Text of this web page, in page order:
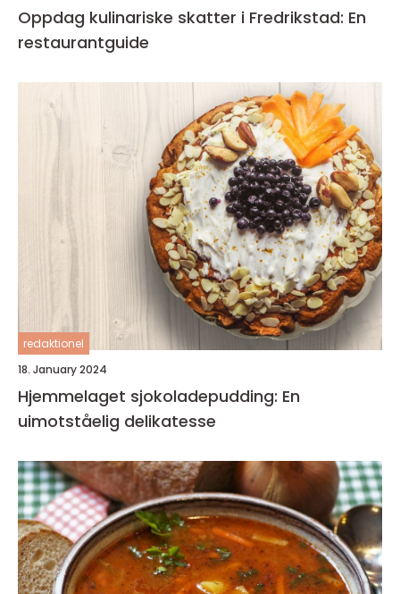
Oppdag kulinariske skatter i Fredrikstad: En
restaurantguide
redaktionel
18. January 2024
Hjemmelaget sjokoladepudding: En
uimotståelig delikatesse